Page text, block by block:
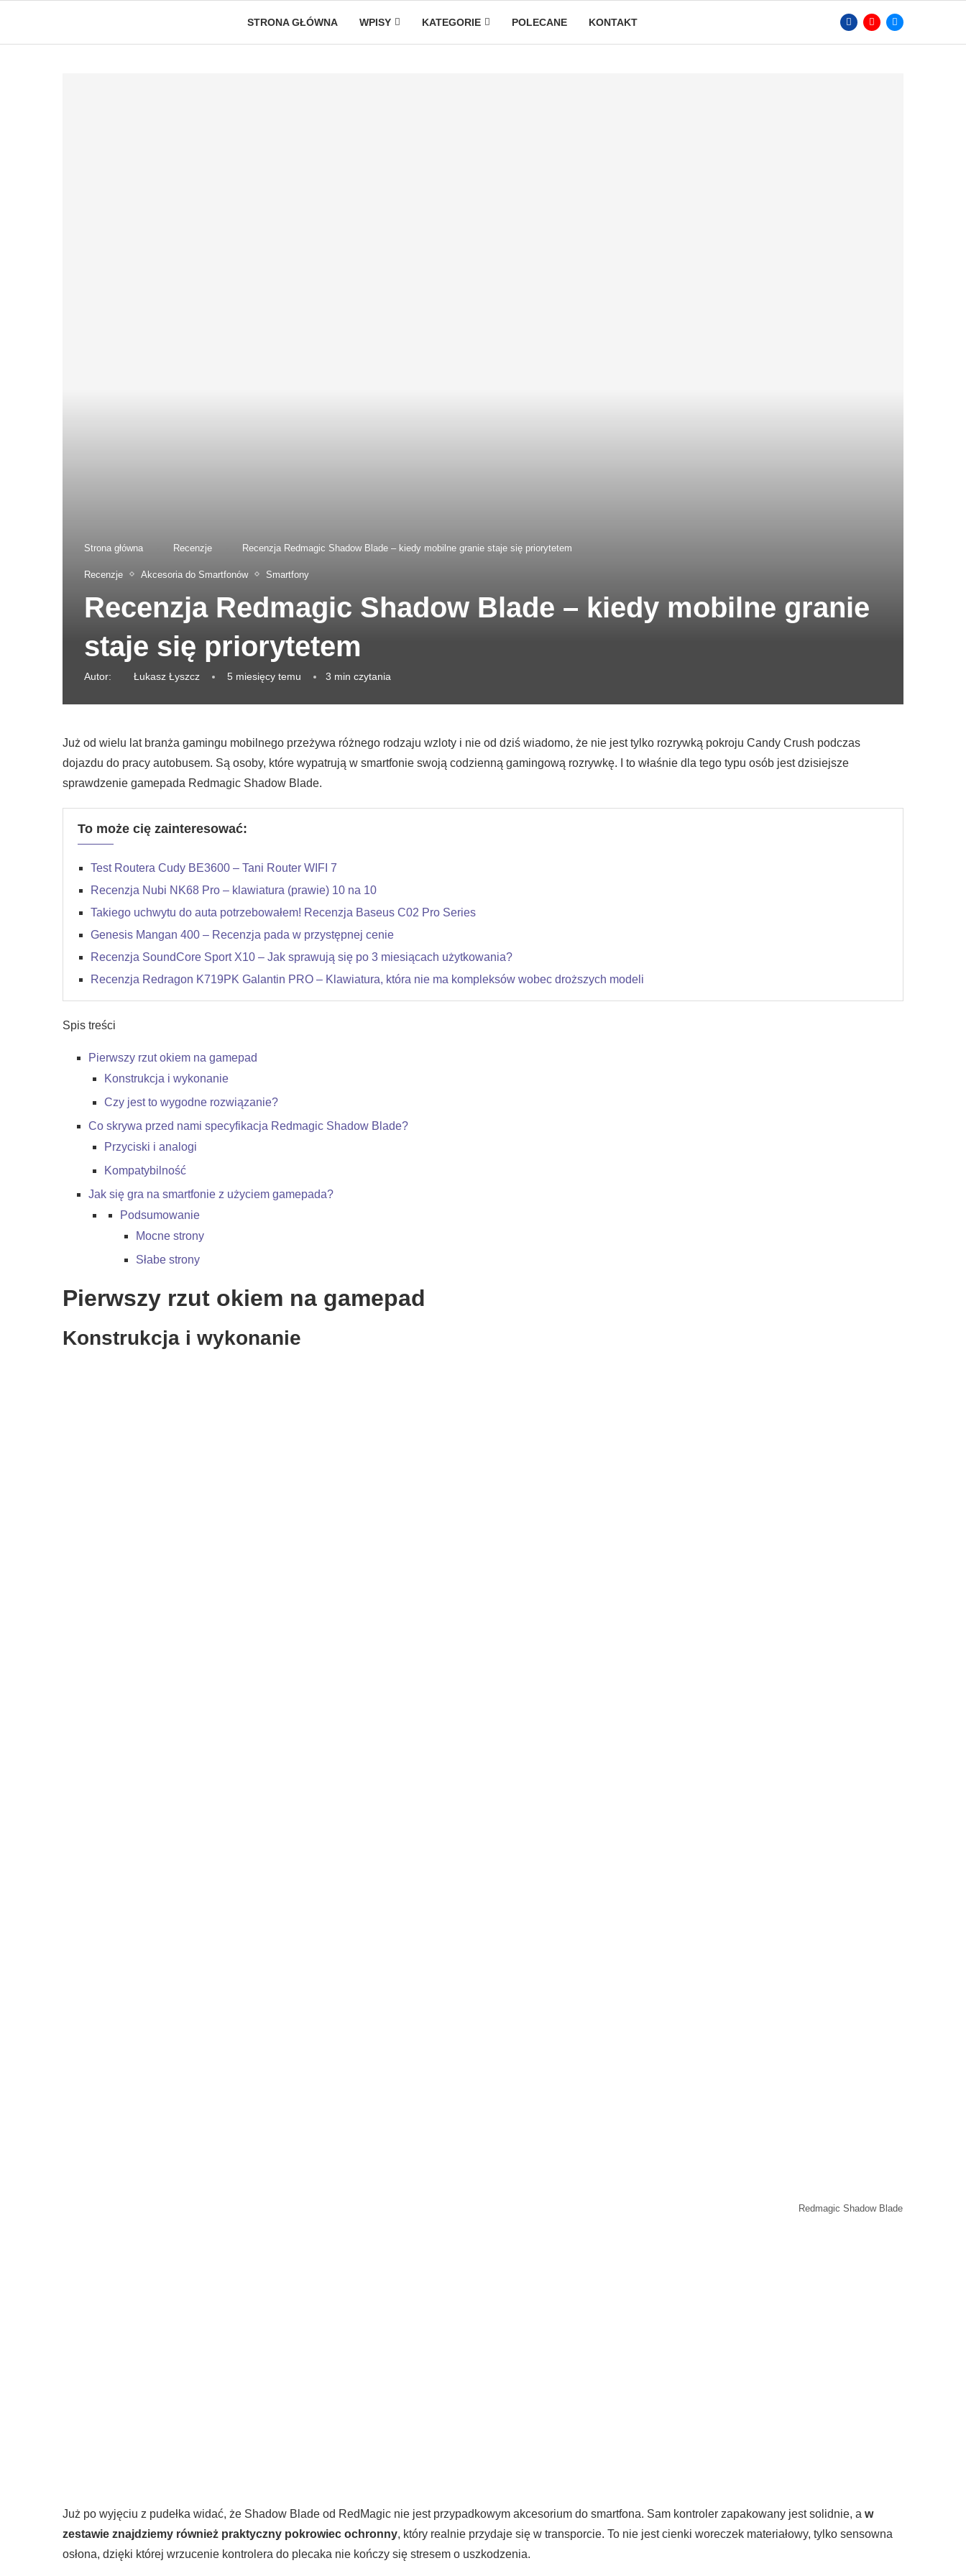
STRONA GŁÓWNA WPISY KATEGORIE POLECANE KONTAKT
Strona główna Recenzje Recenzja Redmagic Shadow Blade – kiedy mobilne granie staje się priorytetem
Recenzje Akcesoria do Smartfonów Smartfony
Recenzja Redmagic Shadow Blade – kiedy mobilne granie
staje się priorytetem
Autor: Łukasz Łyszcz 5 miesięcy temu 3 min czytania
Już od wielu lat branża gamingu mobilnego przeżywa różnego rodzaju wzloty i nie od dziś wiadomo, że nie jest tylko rozrywką pokroju Candy Crush podczas
dojazdu do pracy autobusem. Są osoby, które wypatrują w smartfonie swoją codzienną gamingową rozrywkę. I to właśnie dla tego typu osób jest dzisiejsze
sprawdzenie gamepada Redmagic Shadow Blade.
To może cię zainteresować:
Test Routera Cudy BE3600 – Tani Router WIFI 7
Recenzja Nubi NK68 Pro – klawiatura (prawie) 10 na 10
Takiego uchwytu do auta potrzebowałem! Recenzja Baseus C02 Pro Series
Genesis Mangan 400 – Recenzja pada w przystępnej cenie
Recenzja SoundCore Sport X10 – Jak sprawują się po 3 miesiącach użytkowania?
Recenzja Redragon K719PK Galantin PRO – Klawiatura, która nie ma kompleksów wobec droższych modeli
Spis treści
Pierwszy rzut okiem na gamepad
Konstrukcja i wykonanie
Czy jest to wygodne rozwiązanie?
Co skrywa przed nami specyfikacja Redmagic Shadow Blade?
Przyciski i analogi
Kompatybilność
Jak się gra na smartfonie z użyciem gamepada?
Podsumowanie
Mocne strony
Słabe strony
Pierwszy rzut okiem na gamepad
Konstrukcja i wykonanie
Redmagic Shadow Blade
Już po wyjęciu z pudełka widać, że Shadow Blade od RedMagic nie jest przypadkowym akcesorium do smartfona. Sam kontroler zapakowany jest solidnie, a w
zestawie znajdziemy również praktyczny pokrowiec ochronny, który realnie przydaje się w transporcie. To nie jest cienki woreczek materiałowy, tylko sensowna
osłona, dzięki której wrzucenie kontrolera do plecaka nie kończy się stresem o uszkodzenia.